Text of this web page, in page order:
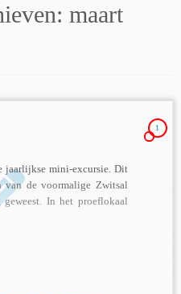
maart
1
jaarlijkse mini-excursie. Dit
van de voormalige Zwitsal
In het proeflokaal